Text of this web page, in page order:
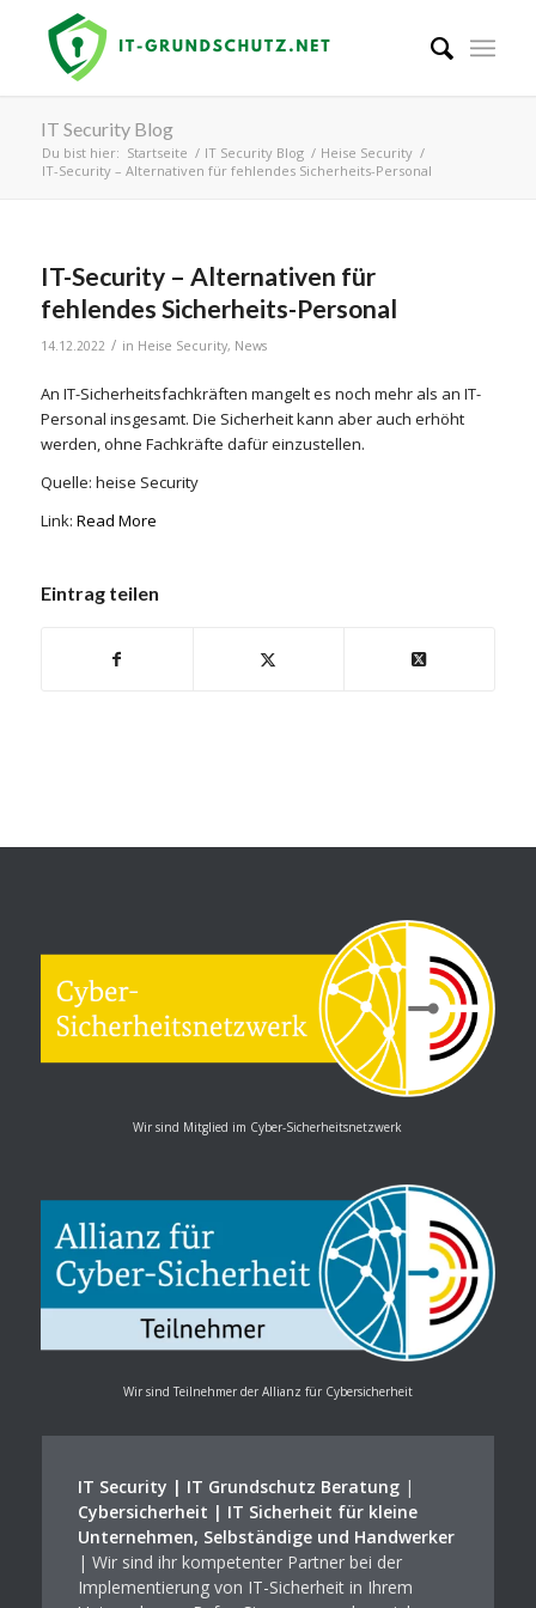
IT Security Blog
Du bist hier: Startseite / IT Security Blog / Heise Security /
IT-Security – Alternativen für fehlendes Sicherheits-Personal
IT-Security – Alternativen für
fehlendes Sicherheits-Personal
14.12.2022 / in Heise Security, News
An IT-Sicherheitsfachkräften mangelt es noch mehr als an IT-
Personal insgesamt. Die Sicherheit kann aber auch erhöht
werden, ohne Fachkräfte dafür einzustellen.
Quelle: heise Security
Link: Read More
Eintrag teilen
Wir sind Mitglied im Cyber-Sicherheitsnetzwerk
Wir sind Teilnehmer der Allianz für Cybersicherheit
IT Security | IT Grundschutz Beratung|
Cybersicherheit | IT Sicherheit für kleine
Unternehmen, Selbständige und Handwerker
| Wir sind ihr kompetenter Partner bei der
Implementierung von IT-Sicherheit in Ihrem